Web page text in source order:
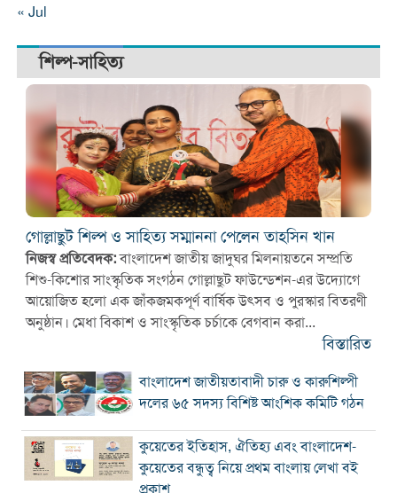
« Jul
শিল্প-সাহিত্য
গোল্লাছুট শিল্প ও সাহিত্য সম্মাননা পেলেন তাহসিন খান
নিজস্ব প্রতিবেদক:বাংলাদেশ জাতীয় জাদুঘর মিলনায়তনে সম্প্রতি
শিশু-কিশোর সাংস্কৃতিক সংগঠন গোল্লাছুট ফাউন্ডেশন-এর উদ্যোগে
আয়োজিত হলো এক জাঁকজমকপূর্ণ বার্ষিক উৎসব ও পুরস্কার বিতরণী
অনুষ্ঠান। মেধা বিকাশ ও সাংস্কৃতিক চর্চাকে বেগবান করা...
বিস্তারিত
বাংলাদেশ জাতীয়তাবাদী চারু ও কারুশিল্পী
দলের ৬৫ সদস্য বিশিষ্ট আংশিক কমিটি গঠন
কুয়েতের ইতিহাস, ঐতিহ্য এবং বাংলাদেশ-
কুয়েতের বন্ধুত্ব নিয়ে প্রথম বাংলায় লেখা বই
প্রকাশ